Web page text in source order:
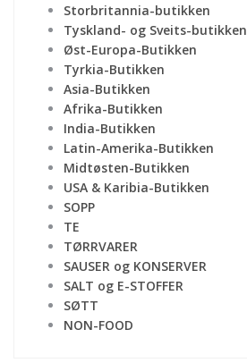
Storbritannia-butikken
Tyskland- og Sveits-butikken
Øst-Europa-Butikken
Tyrkia-Butikken
Asia-Butikken
Afrika-Butikken
India-Butikken
Latin-Amerika-Butikken
Midtøsten-Butikken
USA & Karibia-Butikken
SOPP
TE
TØRRVARER
SAUSER og KONSERVER
SALT og E-STOFFER
SØTT
NON-FOOD